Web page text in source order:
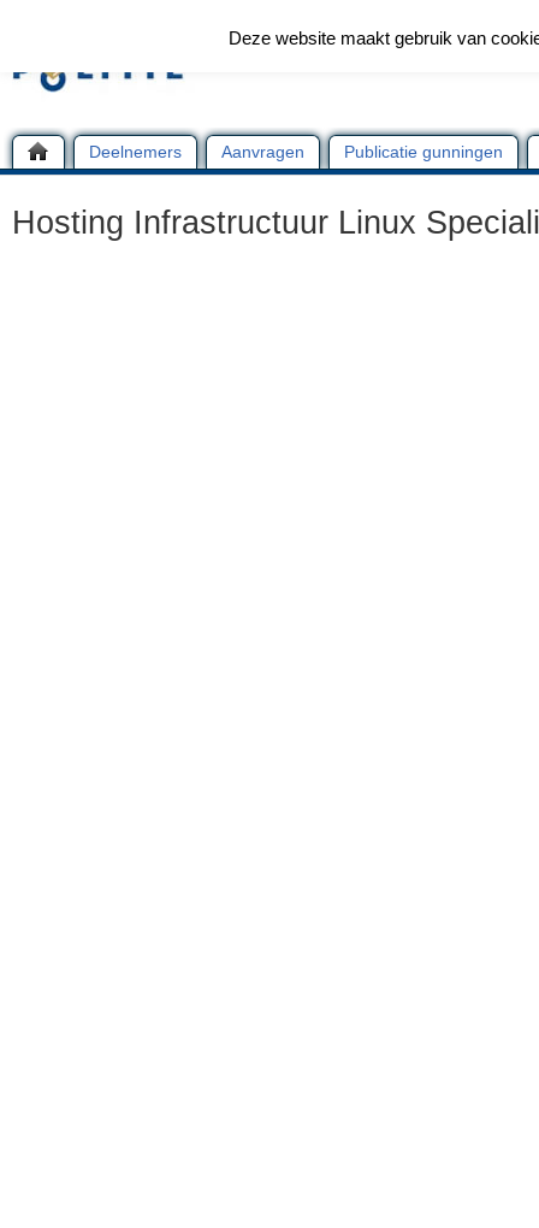
Deelnemers Aanvragen Publicatie gunningen
Hosting Infrastructuur Linux
Deze website maakt gebruik van